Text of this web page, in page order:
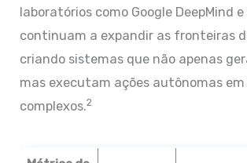
laboratórios como Google DeepMind e
continuam a expandir as fronteiras
criando sistemas que não apenas
mas executam ações autônomas
complexos.2